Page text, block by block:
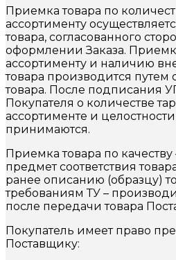
Приемка товара по
ассортименту
товара, согласованного
оформлении Заказа.
ассортименту и наличию
товара производится путем
товара. После подписания
Покупателя о количестве
ассортименте и
принимаются.
Приемка товара по
предмет соответствия
ранее описанию (образцу)
требованиям ТУ –
после передачи товара
Покупатель имеет право
Поставщику: